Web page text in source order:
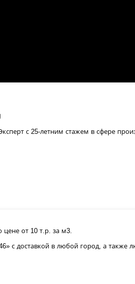
с 25-летним стажем в сфере
цене от 10 т.р. за м3.
с доставкой в любой город, а также